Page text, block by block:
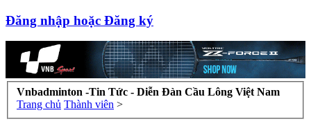
Đăng nhập hoặc Đăng ký
Vnbadminton -Tin Tức - Diễn Đàn Cầu Lông Việt Nam
Trang chủ Thành viên >